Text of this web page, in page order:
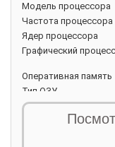
Модель процессора
Частота процессора
Ядер процессора
Графический
Оперативная память
Тип ОЗУ
Встроеннаяпамять
Слот для картпамяти